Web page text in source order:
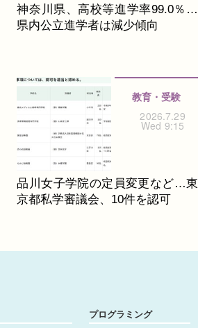
神奈川県、高校等進学率99.0％…
県内公立進学者は減少傾向
品川女子学院の定員変更など…東
京都私学審議会、10件を認可
教育・受験
2026.7.29
Wed 9:15
プログラミング